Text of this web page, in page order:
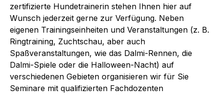
zertifizierte Hundetrainerin stehen Ihnen hier auf
Wunsch jederzeit gerne zur Verfügung. Neben
eigenen Trainingseinheiten und Veranstaltungen (z. B.
Ringtraining, Zuchtschau, aber auch
Spaßveranstaltungen, wie das Dalmi-Rennen, die
Dalmi-Spiele oder die Halloween-Nacht) auf
verschiedenen Gebieten organisieren wir für Sie
Seminare mit qualifizierten Fachdozenten